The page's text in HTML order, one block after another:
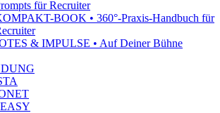
für Recruiter
BOOK • 360°-Praxis-Handbuch für
& IMPULSE • Auf Deiner Bühne